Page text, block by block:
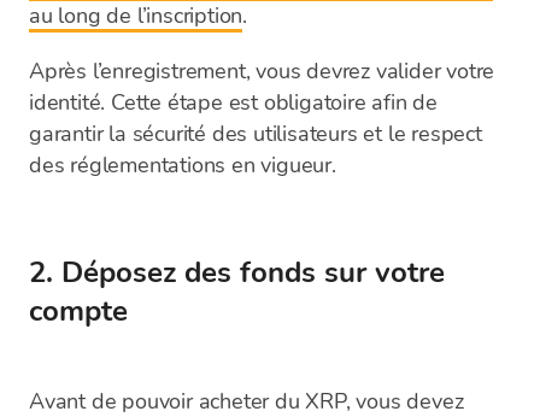
au long de l’inscription.
Après l’enregistrement, vous devrez valider votre
identité. Cette étape est obligatoire afin de
garantir la sécurité des utilisateurs et le respect
des réglementations en vigueur.
2. Déposez des fonds sur votre
compte
Avant de pouvoir acheter du XRP, vous devez